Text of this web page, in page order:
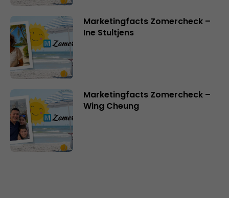
Marketingfacts Zomercheck –
Ine Stultjens
Marketingfacts Zomercheck –
Wing Cheung